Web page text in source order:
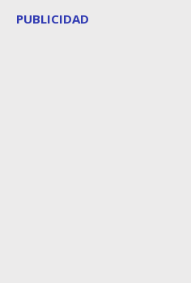
PUBLICIDAD